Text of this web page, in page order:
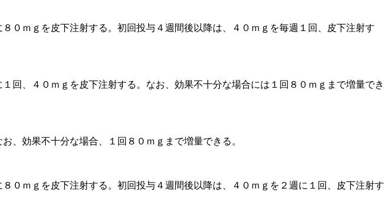
０ｍｇを皮下注射する。初回投与４週間後以降は、４０ｍｇを毎週１回、皮下注射す
回、４０ｍｇを皮下注射する。なお、効果不十分な場合には１回８０ｍｇまで増量でき
、効果不十分な場合、１回８０ｍｇまで増量できる。
０ｍｇを皮下注射する。初回投与４週間後以降は、４０ｍｇを２週に１回、皮下注射す